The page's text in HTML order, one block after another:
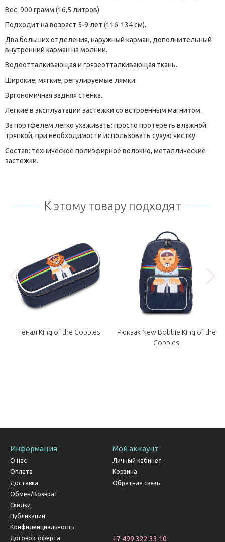
Вес: 900 грамм (16,5 литров)
Подходит на возраст 5-9 лет (116-134 см).
Два больших отделения, наружный карман, дополнительный
внутренний карман на молнии.
Водоотталкивающая и грязеотталкивающая ткань.
Широкие, мягкие, регулируемые лямки.
Эргономичная задняя стенка.
Легкие в эксплуатации застежки со встроенным магнитом.
За портфелем легко ухаживать: просто протереть влажной
тряпкой, при необходимости использовать сухую чистку.
Состав: техническое полиэфирное волокно, металлические
застежки.
К этому товару подходят
Пенал King of the Cobbles
Рюкзак New Bobbie King of the
Cobbles
Информация
О нас
Оплата
Доставка
Обмен/Возврат
Скидки
Публикации
Конфиденциальность
Договор-оферта
Мой аккаунт
Личный кабинет
Корзина
Обратная связь
+7 499 322 33 10